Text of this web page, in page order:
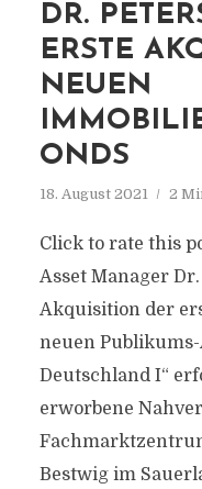
DR.
ERSTE
NEUEN
ONDS
18. August 2021 2
Click to rate this
Asset Manager
Akquisition der
neuen
Deutschland I“
erworbene
Bestwig im